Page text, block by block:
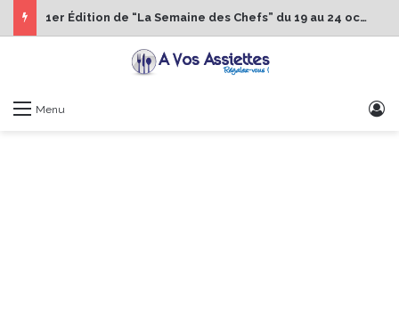
1er Édition de “La Semaine des Chefs” du 19 au 24 octobre 2026
Menu